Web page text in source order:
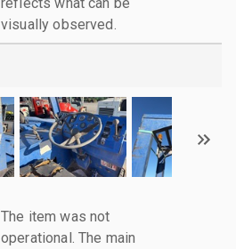
visually observed.
The item was not
operational. The main